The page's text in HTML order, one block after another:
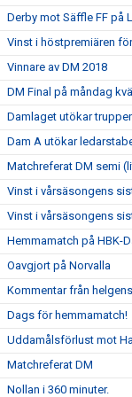
Derby mot Säffle FF på
Vinst i höstpremiären
Vinnare av DM 2018
DM Final på måndag
Damlaget utökar
Dam A utökar
Matchreferat DM semi
Vinst i vårsäsongens
Vinst i vårsäsongens
Hemmamatch på HBK-
Oavgjort på Norvalla
Kommentar från
Dags för hemmamatch!
Uddamålsförlust mot
Matchreferat DM
Nollan i 360 minuter.